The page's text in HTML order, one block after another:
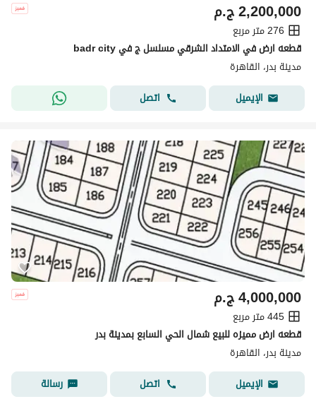
ج.م2,200,000
276 متر مربع
قطعه ارض في الامتداد الشرقي مسلسل ج في badr city
مدينة بدر، القاهرة
الإيميل
اتصل
ج.م4,000,000
445 متر مربع
قطعه ارض مميزه للبيع شمال الحي السابع بمدينة بدر
مدينة بدر، القاهرة
الإيميل
اتصل رسالة